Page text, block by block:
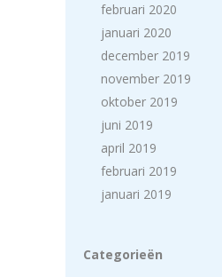
februari 2020
januari 2020
december 2019
november 2019
oktober 2019
juni 2019
april 2019
februari 2019
januari 2019
Categorieën